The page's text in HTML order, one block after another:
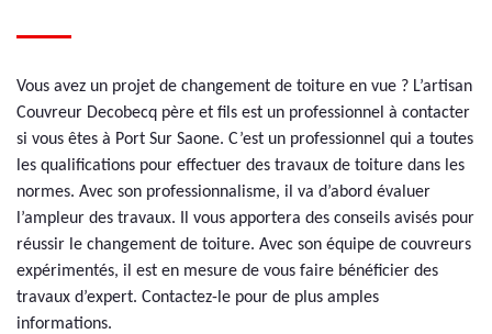
Vous avez un projet de changement de toiture en vue ? L’artisan
Couvreur Decobecq père et fils est un professionnel à contacter
si vous êtes à Port Sur Saone. C’est un professionnel qui a toutes
les qualifications pour effectuer des travaux de toiture dans les
normes. Avec son professionnalisme, il va d’abord évaluer
l’ampleur des travaux. Il vous apportera des conseils avisés pour
réussir le changement de toiture. Avec son équipe de couvreurs
expérimentés, il est en mesure de vous faire bénéficier des
travaux d’expert. Contactez-le pour de plus amples
informations.